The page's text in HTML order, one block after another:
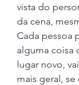
vista do
da cena,
Cada pessoa
alguma coisa
lugar novo,
mais geral,